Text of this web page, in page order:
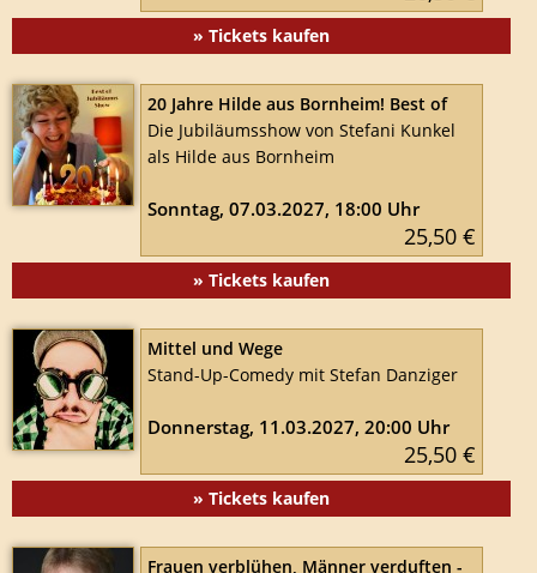
» Tickets kaufen
20 Jahre Hilde aus Bornheim! Best of
Die Jubiläumsshow von Stefani Kunkel
als Hilde aus Bornheim
Sonntag, 07.03.2027, 18:00 Uhr
25,50 €
» Tickets kaufen
Mittel und Wege
Stand-Up-Comedy mit Stefan Danziger
Donnerstag, 11.03.2027, 20:00 Uhr
25,50 €
» Tickets kaufen
Frauen verblühen, Männer verduften -